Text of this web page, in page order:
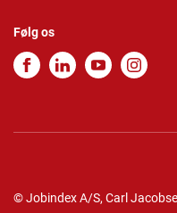
Følg os
© Jobindex A/S, Carl